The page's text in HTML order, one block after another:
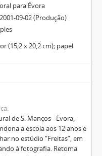
para Évora
09-02 (Produção)
(15,2 x 20,2 cm); papel
de S. Manços - Évora,
a escola aos 12 anos e
no estúdio “Freitas”, em
à fotografia. Retoma